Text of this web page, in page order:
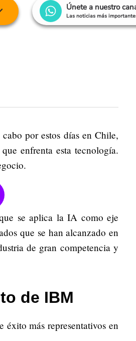
Únete a nuestro
Las noticias más
por estos días en Chile,
enfrenta esta tecnología.
se aplica la IA como eje
que se han alcanzado en
de gran competencia y
de IBM
éxito más representativos en